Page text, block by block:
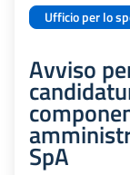
Ufficio per lo
Avviso
SpA